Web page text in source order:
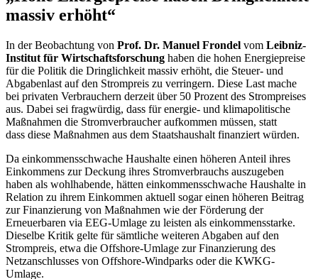
massiv erhöht“
In der Beobachtung von Prof. Dr. Manuel Frondel vom Leibniz-
Institut für Wirtschaftsforschung haben die hohen Energiepreise
für die Politik die Dringlichkeit massiv erhöht, die Steuer- und
Abgabenlast auf den Strompreis zu verringern. Diese Last mache
bei privaten Verbrauchern derzeit über 50 Prozent des Strompreises
aus. Dabei sei fragwürdig, dass für energie- und klimapolitische
Maßnahmen die Stromverbraucher aufkommen müssen, statt
dass diese Maßnahmen aus dem Staatshaushalt finanziert würden.
Da einkommensschwache Haushalte einen höheren Anteil ihres
Einkommens zur Deckung ihres Stromverbrauchs auszugeben
haben als wohlhabende, hätten einkommensschwache Haushalte in
Relation zu ihrem Einkommen aktuell sogar einen höheren Beitrag
zur Finanzierung von Maßnahmen wie der Förderung der
Erneuerbaren via EEG-Umlage zu leisten als einkommensstarke.
Dieselbe Kritik gelte für sämtliche weiteren Abgaben auf den
Strompreis, etwa die Offshore-Umlage zur Finanzierung des
Netzanschlusses von Offshore-Windparks oder die KWKG-
Umlage.